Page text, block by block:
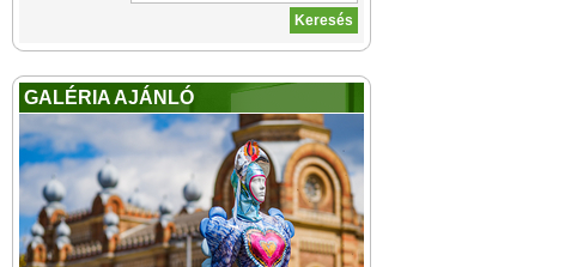
GALÉRIA AJÁNLÓ